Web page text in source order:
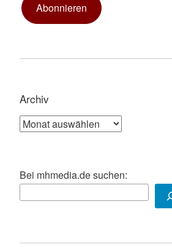
Abonnieren
Archiv
Archiv
Bei mhmedia.de suchen: